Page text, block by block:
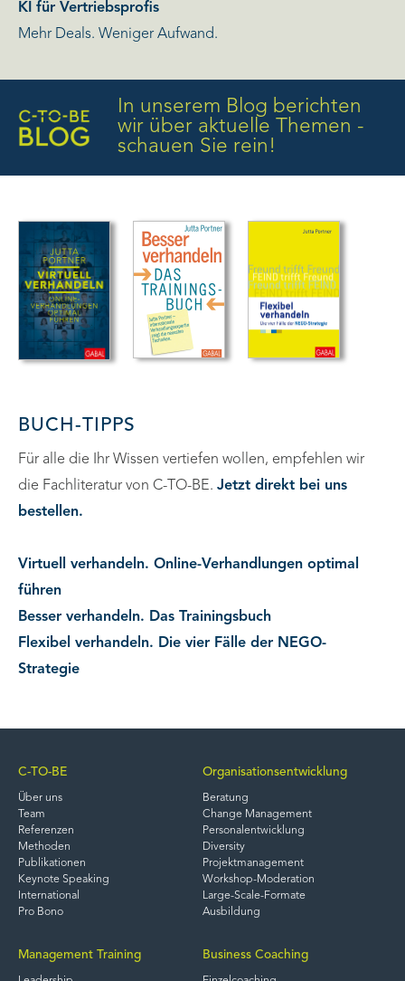
KI für Vertriebsprofis
Mehr Deals. Weniger Aufwand.
In unserem Blog berichten
wir über aktuelle Themen -
schauen Sie rein!
BUCH-TIPPS
Für alle die Ihr Wissen vertiefen wollen, empfehlen wir
die Fachliteratur von C-TO-BE. Jetzt direkt bei uns
bestellen.
Virtuell verhandeln. Online-Verhandlungen optimal
führen
Besser verhandeln. Das Trainingsbuch
Flexibel verhandeln. Die vier Fälle der NEGO-
Strategie
C-TO-BE
Über uns
Team
Referenzen
Methoden
Publikationen
Keynote Speaking
International
Pro Bono
Organisationsentwicklung
Beratung
Change Management
Personalentwicklung
Diversity
Projektmanagement
Workshop-Moderation
Large-Scale-Formate
Ausbildung
Management Training Business Coaching